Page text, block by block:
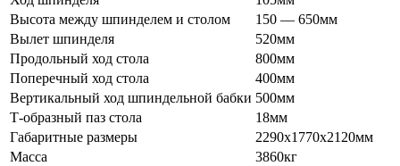
Высота между шпинделем и столом
150 — 650мм
Вылет шпинделя
520мм
Продольный ход стола
800мм
Поперечный ход стола
400мм
Вертикальный ход шпиндельной бабки 500мм
Т-образный паз стола
18мм
Габаритные размеры
2290х1770х2120мм
Масса
3860кг